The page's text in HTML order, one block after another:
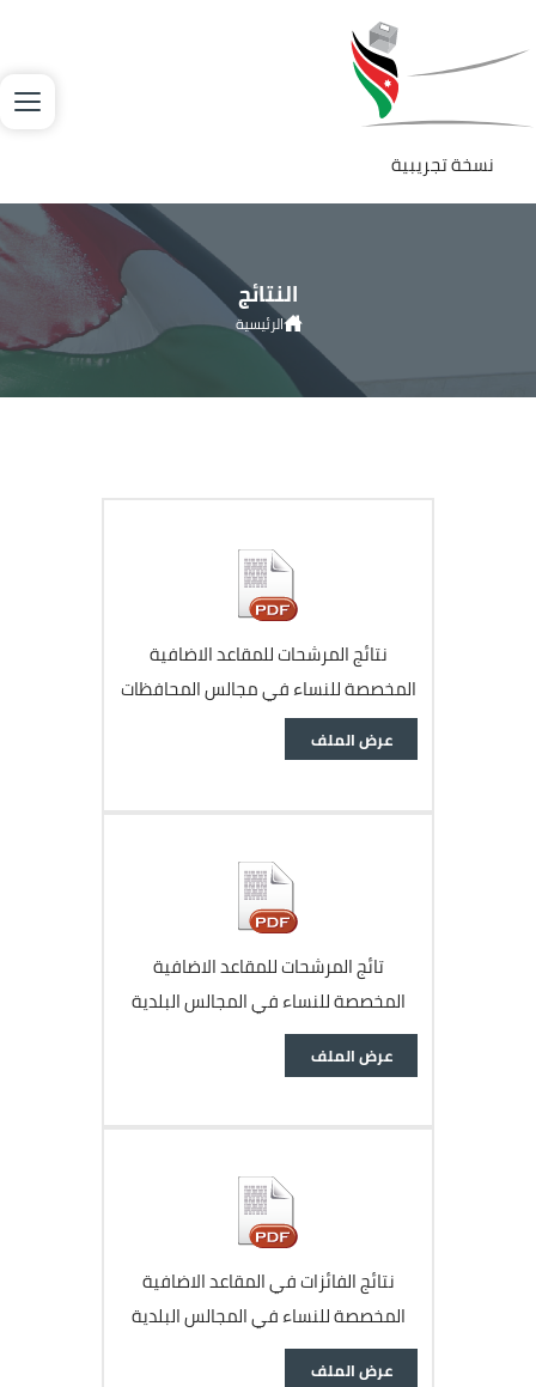
تجاوز إلى المحتوى الرئيسي
نسخة تجريبية
النتائج
الرئيسية
انتخابات مجالس المحافظات والمجالس البلدية ومجلس أمانة عمان
النتائج
نتائج المرشحات للمقاعد الاضافية
المخصصة للنساء في مجالس المحافظات
وثيقة
عرض الملف
تائج المرشحات للمقاعد الاضافية
المخصصة للنساء في المجالس البلدية
ومجلس امانة عمان
وثيقة
عرض الملف
ﻧﺘﺎﺋﺞ اﻟﻔﺎﺋﺰات ﻓﻲ اﻟﻤﻘﺎﻋﺪ اﻻﺿﺎﻓﻴﺔ
اﻟﻤﺨﺼﺼﺔ ﻟﻠﻨﺴﺎء ﻓﻲ اﻟﻤﺠﺎﻟﺲ اﻟﺒﻠﺪﻳﺔ
وﻣﺠﻠﺲ اﻣﺎﻧﺔ ﻋﻤﺎن
وثيقة
عرض الملف